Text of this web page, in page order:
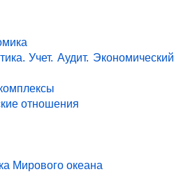
Учет. Аудит. Экономический
отношения
Мирового океана